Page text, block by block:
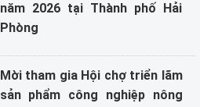
năm 2026 tại Thành phố Hải
Phòng
Mời tham gia Hội chợ triển lãm
sản phẩm công nghiệp nông